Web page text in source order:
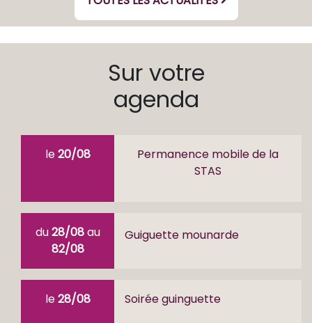
Sur votre
agenda
le20/08
Permanence mobile de la
STAS
du28/08au
82/08
Guiguette mounarde
le28/08 Soirée guinguette